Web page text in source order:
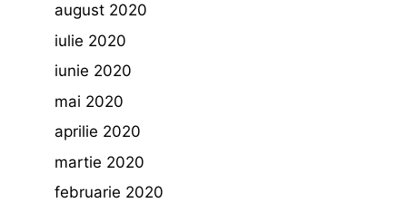
august 2020
iulie 2020
iunie 2020
mai 2020
aprilie 2020
martie 2020
februarie 2020